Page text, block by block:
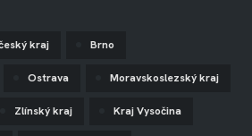
kraj Brno
Ostrava Moravskoslezský kraj
Zlínský kraj Kraj Vysočina